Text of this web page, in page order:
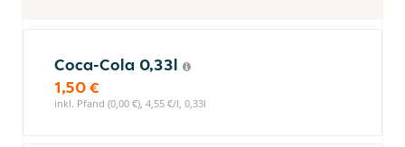
Coca-Cola 0,33l
1,50 €
inkl. Pfand (0,00 €), 4,55 €/l, 0,33l